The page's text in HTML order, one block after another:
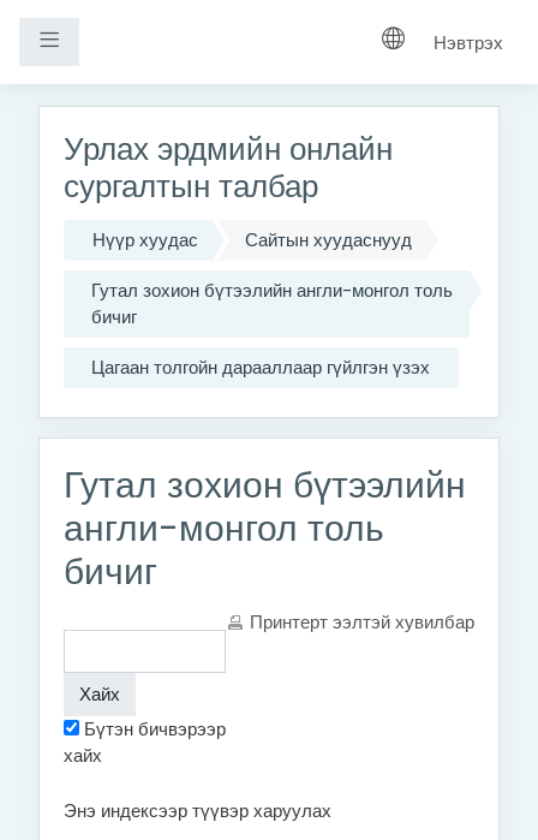
Хажуугийн самбар Нэвтрэх
Урлах эрдмийн онлайн
сургалтын талбар
Нүүр хуудас
Сайтын хуудаснууд
Гутал зохион бүтээлийн англи-монгол толь
бичиг
Цагаан толгойн дарааллаар гүйлгэн үзэх
Гутал зохион бүтээлийн
англи-монгол толь
бичиг
Принтерт ээлтэй хувилбар
Бүтэн бичвэрээр
хайх
Энэ индексээр түүвэр харуулах